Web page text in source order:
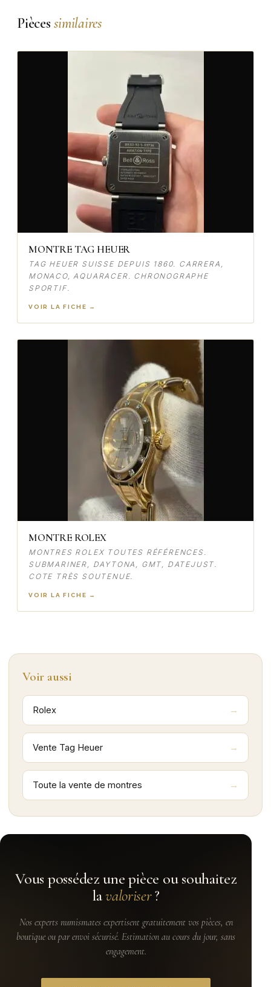
Piècessimilaires
MONTRE TAG HEUER
TAG HEUER SUISSE DEPUIS 1860. CARRERA,
MONACO, AQUARACER. CHRONOGRAPHE
SPORTIF.
VOIR LA FICHE →
MONTRE ROLEX
MONTRES ROLEX TOUTES RÉFÉRENCES.
SUBMARINER, DAYTONA, GMT, DATEJUST.
COTE TRÈS SOUTENUE.
VOIR LA FICHE →
Voir aussi
Rolex
Vente Tag Heuer
Toute la vente de montres
Vous possédez une pièce ou souhaitez
lavaloriser?
Nos experts numismates expertisent gratuitement vos pièces, en
boutique ou par envoi sécurisé. Estimation au cours du jour, sans
engagement.